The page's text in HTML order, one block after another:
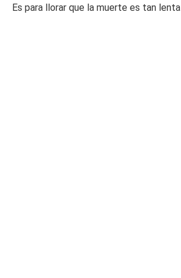
Es para llorar que la muerte es tan lenta